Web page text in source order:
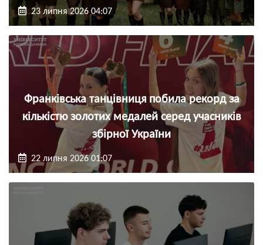
23 липня 2026 04:07
Франківська танцівниця побила рекорд за
кількістю золотих медалей серед учасників
збірної України
22 липня 2026 01:07